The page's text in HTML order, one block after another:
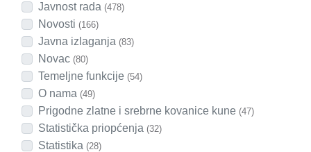
Javnost rada (478)
Novosti (166)
Javna izlaganja (83)
Novac (80)
Temeljne funkcije (54)
O nama (49)
Prigodne zlatne i srebrne kovanice kune (47)
Statistička priopćenja (32)
Statistika (28)